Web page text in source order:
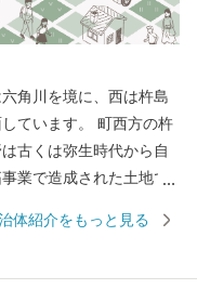
角川を境に、西は杵島
ています。 町西方の杵
古くは弥生時代から自
業で造成された土地で
塩田川をはじめとする
体紹介をもっと見る